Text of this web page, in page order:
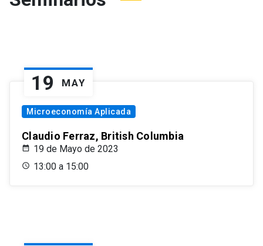
19 MAY
Microeconomía Aplicada
Claudio Ferraz, British Columbia
19 de Mayo de 2023
13:00 a 15:00